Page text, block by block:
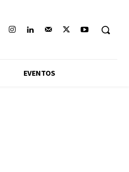
EVENTOS